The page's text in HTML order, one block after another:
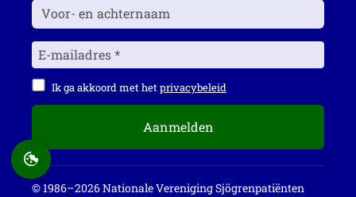
Ik ga akkoord met hetprivacybeleid
Aanmelden
© 1986–2026 Nationale Vereniging Sjögrenpatiënten